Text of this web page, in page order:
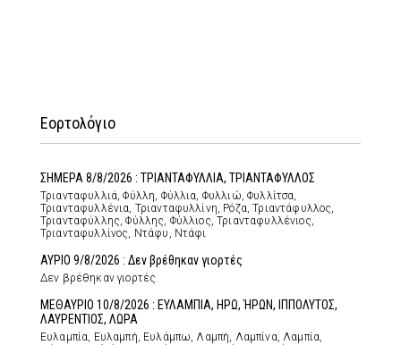
Εορτολόγιο
ΣΗΜΕΡΑ 8/8/2026 : ΤΡΙΑΝΤΑΦΥΛΛΙΑ, ΤΡΙΑΝΤΑΦΥΛΛΟΣ
Τριανταφυλλιά, Φύλλη, Φύλλια, Φυλλιώ, Φυλλίτσα,
Τριανταφυλλένια, Τριανταφυλλίνη, Ρόζα, Τριαντάφυλλος,
Τριανταφύλλης, Φύλλης, Φύλλιος, Τριανταφυλλένιος,
Τριανταφυλλίνος, Ντάφυ, Ντάφι
ΑΥΡΙΟ 9/8/2026 : Δεν βρέθηκαν γιορτές
Δεν βρέθηκαν γιορτές
ΜΕΘΑΥΡΙΟ 10/8/2026 : ΕΥΛΑΜΠΙΑ, ΗΡΩ, ΉΡΩΝ, ΙΠΠΟΛΥΤΟΣ,
ΛΑΥΡΕΝΤΙΟΣ, ΛΩΡΑ
Ευλαμπία, Ευλαμπή, Ευλάμπω, Λαμπή, Λαμπίνα, Λαμπία,